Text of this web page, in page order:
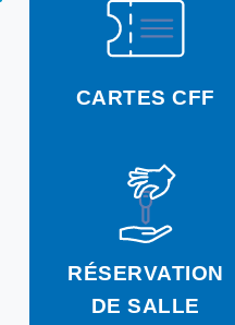
CARTES CFF
RÉSERVATION
DE SALLE